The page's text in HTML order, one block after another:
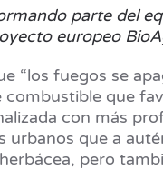
parte del
europeo
“los fuegos se
combustible que
con más
urbanos que a
pero